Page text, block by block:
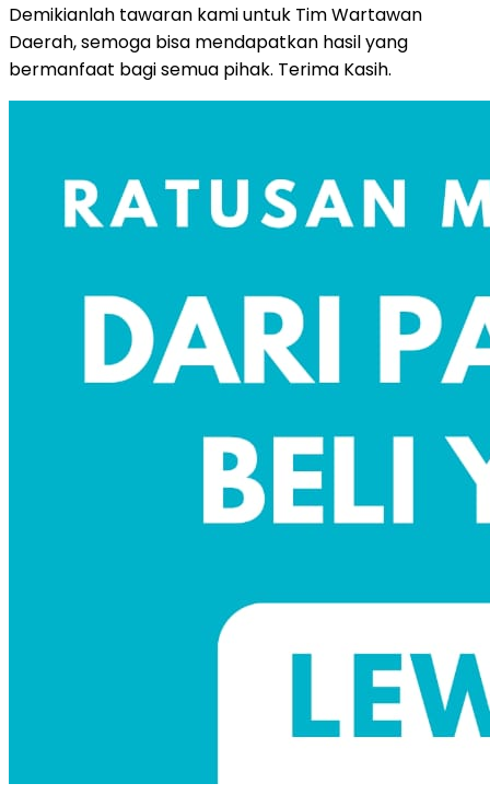
Demikianlah tawaran kami untuk Tim Wartawan
Daerah, semoga bisa mendapatkan hasil yang
bermanfaat bagi semua pihak. Terima Kasih.